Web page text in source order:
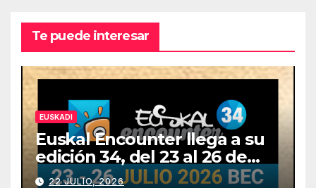
Te puede interesar
EUSKADI
Euskal Encounter llega a su
edición 34, del 23 al 26 de
julio
22 JULIO, 2026